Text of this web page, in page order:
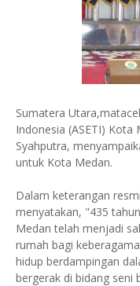
Sumatera
Indonesia (ASETI) Kota
Syahputra,
untuk Kota Medan.
Dalam keterangan
menyatakan, "435
Medan telah menjadi
rumah bagi
hidup berdampingan
bergerak di bidang seni